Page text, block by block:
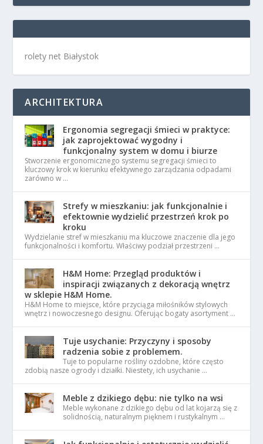
rolety net Białystok
ARCHITEKTURA
Ergonomia segregacji śmieci w praktyce:
jak zaprojektować wygodny i
funkcjonalny system w domu i biurze
Stworzenie ergonomicznego systemu segregacji śmieci to
kluczowy krok w kierunku efektywnego zarządzania odpadami
zarówno w …
Strefy w mieszkaniu: jak funkcjonalnie i
efektownie wydzielić przestrzeń krok po
kroku
Wydzielanie stref w mieszkaniu ma kluczowe znaczenie dla jego
funkcjonalności i komfortu. Właściwy podział przestrzeni …
H&M Home: Przegląd produktów i
inspiracji związanych z dekoracją wnętrz
w sklepie H&M Home.
H&M Home to miejsce, które przyciąga miłośników stylowych
wnętrz i nowoczesnego designu. Oferując bogaty asortyment …
Tuje usychanie: Przyczyny i sposoby
radzenia sobie z problemem.
Tuje to popularne rośliny ozdobne, które często
zdobią nasze ogrody i działki. Niestety, ich usychanie …
Meble z dzikiego dębu: nie tylko na wsi
Meble wykonane z dzikiego dębu od lat kojarzą się z
solidnością, naturalnym pięknem i rustykalnym …